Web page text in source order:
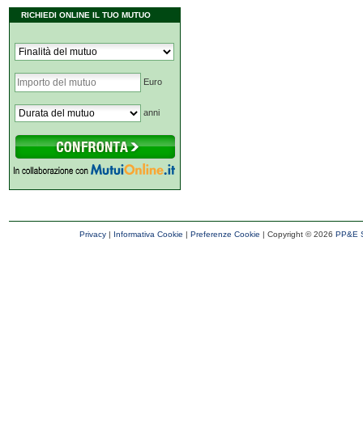
RICHIEDI ONLINE IL TUO MUTUO
Euro
anni
Privacy| Informativa Cookie | Preferenze Cookie | Copyright ©2026 PP&E